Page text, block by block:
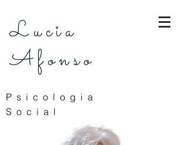
Lucia
Afonso
Psicologia
Social